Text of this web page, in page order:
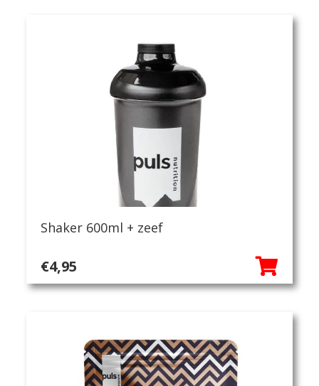
Shaker 600ml + zeef
€4,95